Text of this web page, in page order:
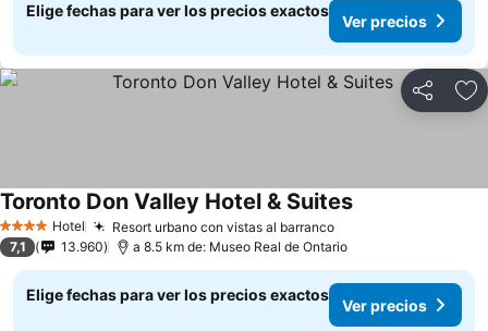
Elige fechas para ver los precios exactos
Ver precios
Compartir
4 EstrellasHotel Resort urbano con vistas al barranco
Toronto Don Valley Hotel & Suites
7,1 13.960 a 8.5 km de: Museo Real de Ontario
Elige fechas para ver los precios exactos
Ver precios